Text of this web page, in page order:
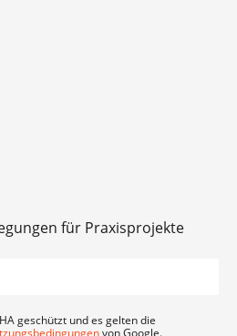
für Praxisprojekte
geschützt und es gelten die